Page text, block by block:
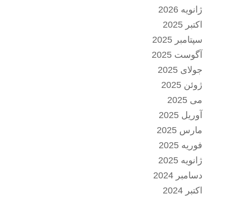
ژانویه 2026
اکتبر 2025
سپتامبر 2025
آگوست 2025
جولای 2025
ژوئن 2025
می 2025
آوریل 2025
مارس 2025
فوریه 2025
ژانویه 2025
دسامبر 2024
اکتبر 2024